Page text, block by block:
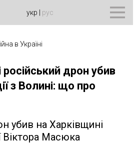
укр рус
в Україні
дрон убив
з Волині: що про
убив на Харківщині
Віктора Масюка